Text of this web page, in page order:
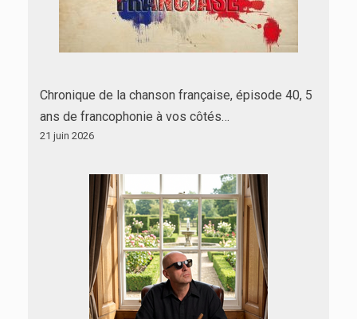
Chronique de la chanson française, épisode 40, 5
ans de francophonie à vos côtés…
21 juin 2026